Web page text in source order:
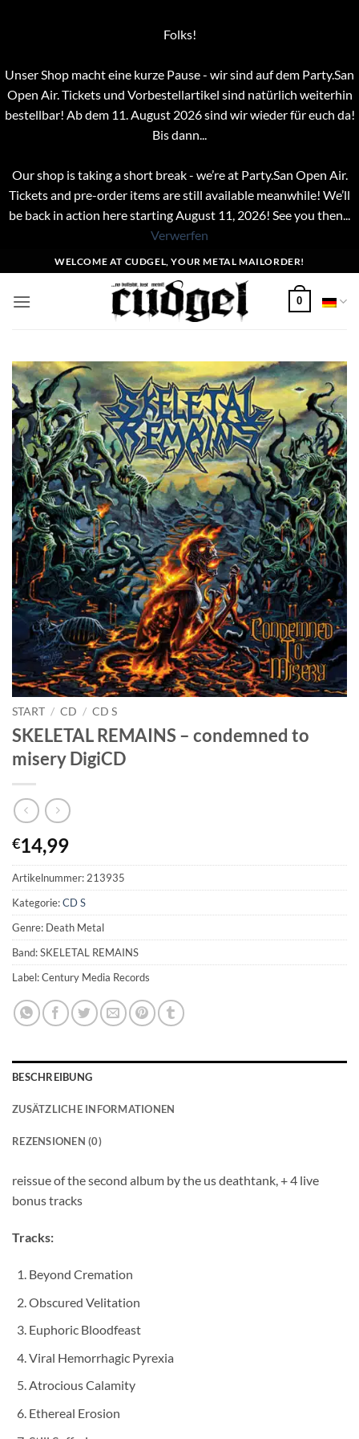
Folks!
Unser Shop macht eine kurze Pause - wir sind auf dem Party.San
Open Air. Tickets und Vorbestellartikel sind natürlich weiterhin
bestellbar! Ab dem 11. August 2026 sind wir wieder für euch da!
Bis dann...
Our shop is taking a short break - we’re at Party.San Open Air.
Tickets and pre-order items are still available meanwhile! We’ll
be back in action here starting August 11, 2026! See you then...
Verwerfen
Inhalt
springen
WELCOME AT CUDGEL, YOUR METAL MAILORDER!
0
START / CD / CD S
SKELETAL REMAINS – condemned to
misery DigiCD
€14,99
Artikelnummer:213935
Kategorie:CD S
Genre: Death Metal
Band: SKELETAL REMAINS
Label: Century Media Records
BESCHREIBUNG
ZUSÄTZLICHE INFORMATIONEN
REZENSIONEN (0)
reissue of the second album by the us deathtank, + 4 live
bonus tracks
Tracks:
Beyond Cremation
Obscured Velitation
Euphoric Bloodfeast
Viral Hemorrhagic Pyrexia
Atrocious Calamity
Ethereal Erosion